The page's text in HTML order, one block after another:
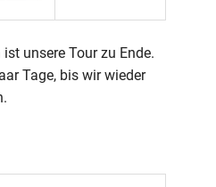
unsere Tour zu Ende.
Tage, bis wir wieder